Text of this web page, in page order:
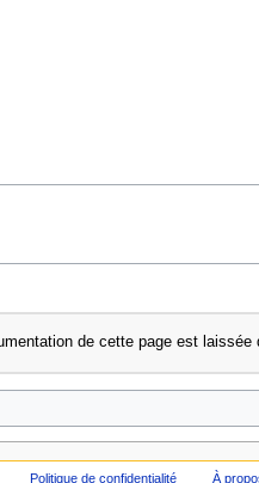
de cette page est laissée
Politique de confidentialité À